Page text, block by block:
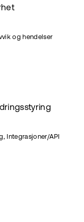
og hendelser
Integrasjoner/API